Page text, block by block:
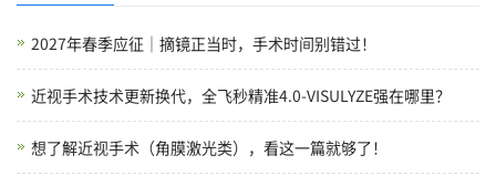
2027年春季应征｜摘镜正当时，手术时间别错过！
近视手术技术更新换代，全飞秒精准4.0-VISULYZE强在哪里？
想了解近视手术（角膜激光类），看这一篇就够了！